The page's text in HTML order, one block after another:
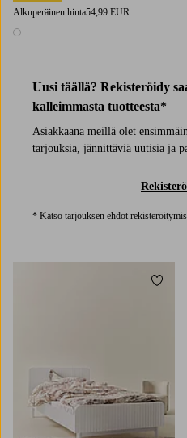
Alkuperäinen hinta54,99 EUR
1 väri
Uusi täällä? Rekisteröidy
kalleimmasta tuotteesta*
Asiakkaana meillä olet
tarjouksia, jännittäviä uutisia ja
* Katso tarjouksen ehdot
Lisää